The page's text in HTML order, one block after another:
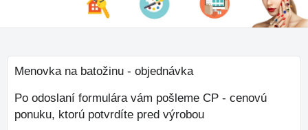
Menovka na batožinu - objednávka
Po odoslaní formulára vám pošleme CP - cenovú
ponuku, ktorú potvrdíte pred výrobou